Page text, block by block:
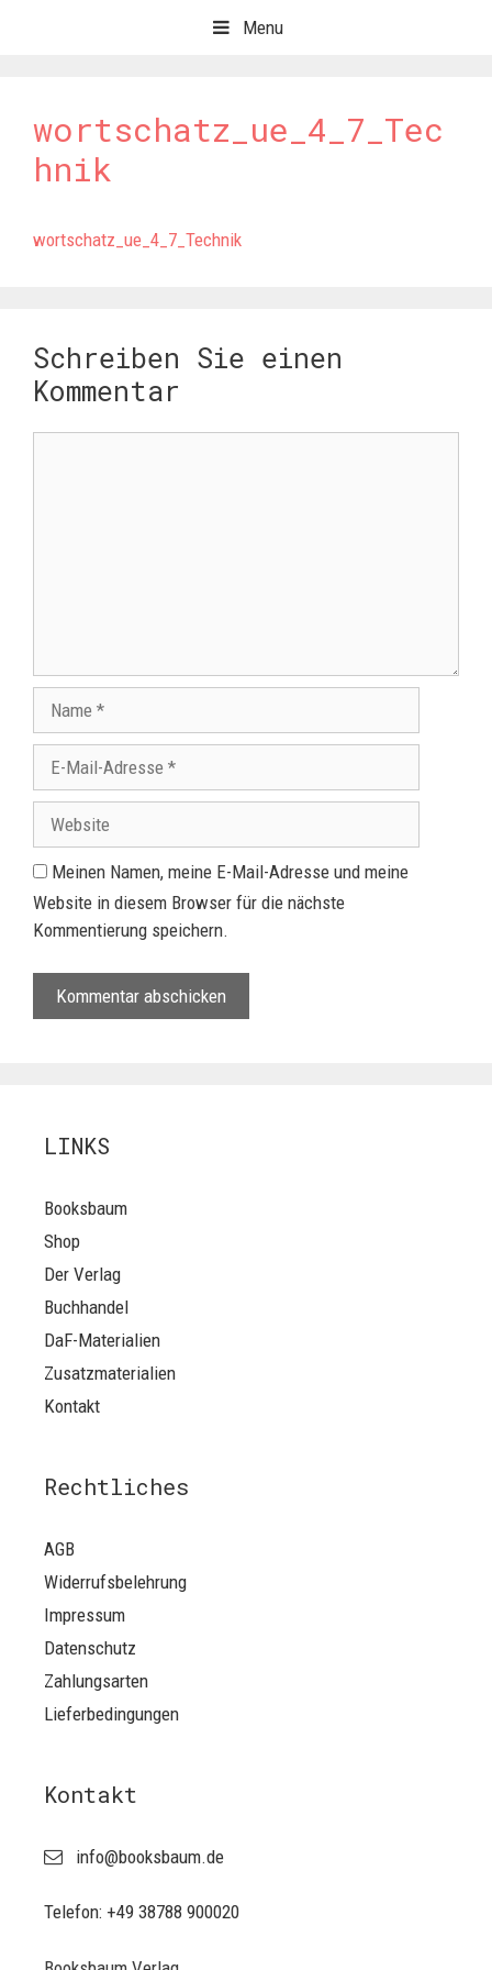
Menu
wortschatz_ue_4_7_Tec
hnik
wortschatz_ue_4_7_Technik
Schreiben Sie einen
Kommentar
Meinen Namen, meine E-Mail-Adresse und meine
Website in diesem Browser für die nächste
Kommentierung speichern.
LINKS
Booksbaum
Shop
Der Verlag
Buchhandel
DaF-Materialien
Zusatzmaterialien
Kontakt
Rechtliches
AGB
Widerrufsbelehrung
Impressum
Datenschutz
Zahlungsarten
Lieferbedingungen
Kontakt
info@booksbaum.de
Telefon: +49 38788 900020